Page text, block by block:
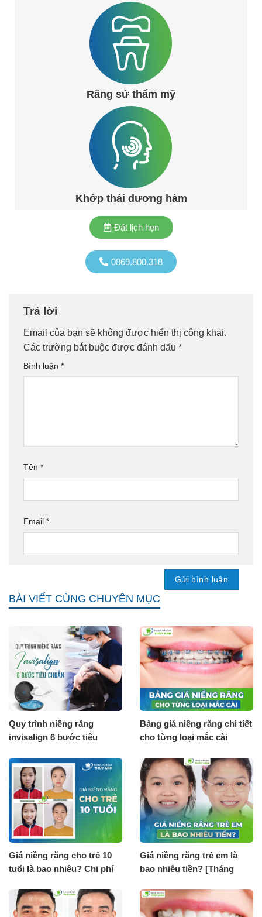
Răng sứ thẩm mỹ
Khớp thái dương hàm
0869.800.318
Đặt lịch hẹn
Trả lời
Email của bạn sẽ không được hiển thị công khai.
Các trường bắt buộc được đánh dấu *
Bình luận *
Tên *
Email *
BÀI VIẾT CÙNG CHUYÊN MỤC
Quy trình niềng răng
invisalign 6 bước tiêu
Bảng giá niềng răng chi tiết
cho từng loại mắc cài
Giá niềng răng cho trẻ 10
tuổi là bao nhiêu? Chi phí
Giá niềng răng trẻ em là
bao nhiêu tiền? [Tháng